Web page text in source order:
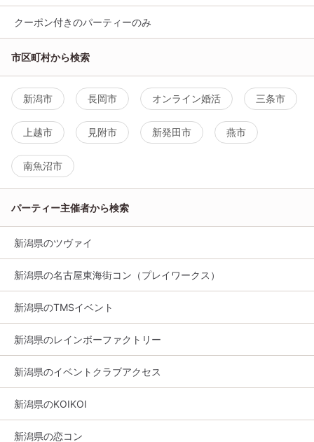
クーポン付きのパーティーのみ
市区町村から検索
新潟市 長岡市 オンライン婚活 三条市
上越市 見附市 新発田市 燕市
南魚沼市
パーティー主催者から検索
新潟県のツヴァイ
新潟県の名古屋東海街コン（プレイワークス）
新潟県のTMSイベント
新潟県のレインボーファクトリー
新潟県のイベントクラブアクセス
新潟県のKOIKOI
新潟県の恋コン